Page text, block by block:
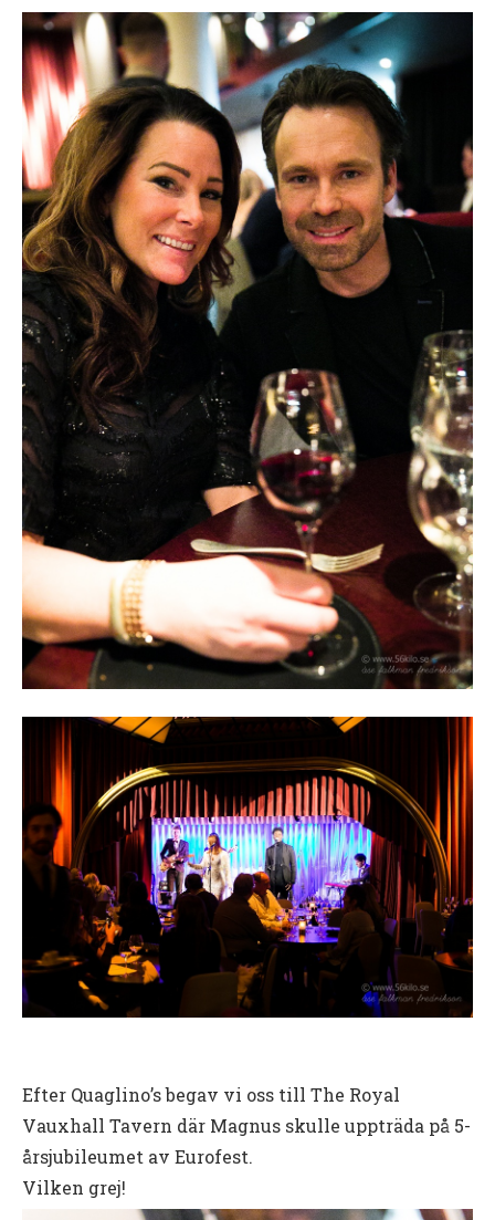
Efter Quaglino’s begav vi oss till The Royal
Vauxhall Tavern där Magnus skulle uppträda på 5-
årsjubileumet av Eurofest.
Vilken grej!